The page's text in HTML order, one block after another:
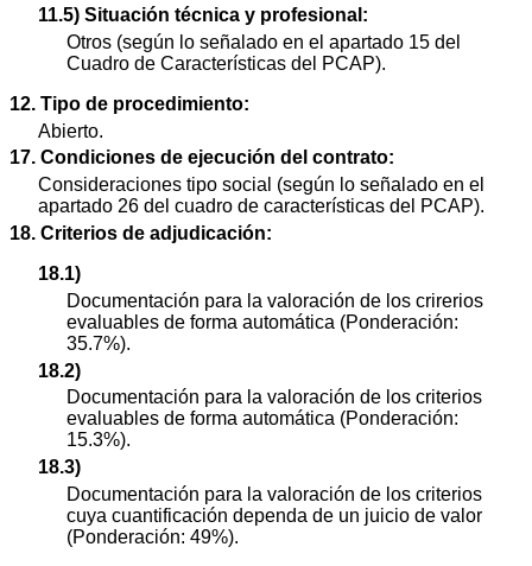
11.5) Situación técnica y profesional:
Otros (según lo señalado en el apartado 15 del
Cuadro de Características del PCAP).
12. Tipo de procedimiento:
Abierto.
17. Condiciones de ejecución del contrato:
Consideraciones tipo social (según lo señalado en el
apartado 26 del cuadro de características del PCAP).
18. Criterios de adjudicación:
18.1)
Documentación para la valoración de los crirerios
evaluables de forma automática (Ponderación:
35.7%).
18.2)
Documentación para la valoración de los criterios
evaluables de forma automática (Ponderación:
15.3%).
18.3)
Documentación para la valoración de los criterios
cuya cuantificación dependa de un juicio de valor
(Ponderación: 49%).